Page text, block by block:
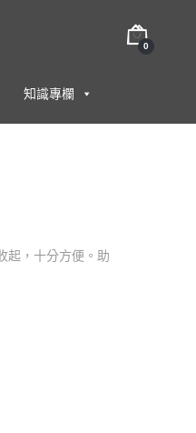
0
知識專欄
起，十分方便。助